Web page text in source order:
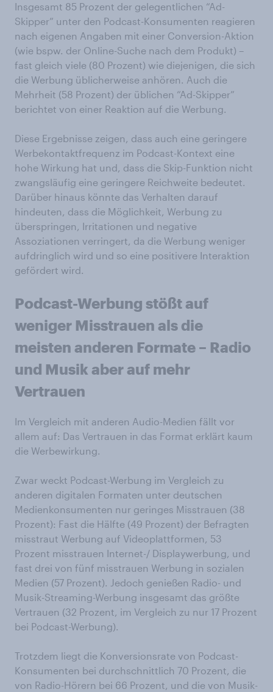
Insgesamt 85 Prozent der gelegentlichen “Ad-
Skipper” unter den Podcast-Konsumenten reagieren
nach eigenen Angaben mit einer Conversion-Aktion
(wie bspw. der Online-Suche nach dem Produkt) –
fast gleich viele (80 Prozent) wie diejenigen, die sich
die Werbung üblicherweise anhören. Auch die
Mehrheit (58 Prozent) der üblichen “Ad-Skipper”
berichtet von einer Reaktion auf die Werbung.
Diese Ergebnisse zeigen, dass auch eine geringere
Werbekontaktfrequenz im Podcast-Kontext eine
hohe Wirkung hat und, dass die Skip-Funktion nicht
zwangsläufig eine geringere Reichweite bedeutet.
Darüber hinaus könnte das Verhalten darauf
hindeuten, dass die Möglichkeit, Werbung zu
überspringen, Irritationen und negative
Assoziationen verringert, da die Werbung weniger
aufdringlich wird und so eine positivere Interaktion
gefördert wird.
Podcast-Werbung stößt auf
weniger Misstrauen als die
meisten anderen Formate – Radio
und Musik aber auf mehr
Vertrauen
Im Vergleich mit anderen Audio-Medien fällt vor
allem auf: Das Vertrauen in das Format erklärt kaum
die Werbewirkung.
Zwar weckt Podcast-Werbung im Vergleich zu
anderen digitalen Formaten unter deutschen
Medienkonsumenten nur geringes Misstrauen (38
Prozent): Fast die Hälfte (49 Prozent) der Befragten
misstraut Werbung auf Videoplattformen, 53
Prozent misstrauen Internet-/ Displaywerbung, und
fast drei von fünf misstrauen Werbung in sozialen
Medien (57 Prozent). Jedoch genießen Radio- und
Musik-Streaming-Werbung insgesamt das größte
Vertrauen (32 Prozent, im Vergleich zu nur 17 Prozent
bei Podcast-Werbung).
Trotzdem liegt die Konversionsrate von Podcast-
Konsumenten bei durchschnittlich 70 Prozent, die
von Radio-Hörern bei 66 Prozent, und die von Musik-